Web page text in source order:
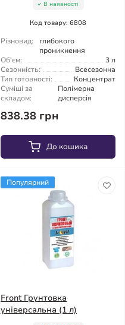
В наявності
Код товару: 6808
Різновид:
глибокого
проникнення
Об'єм:
3 л
Сезонність:
Всесезонна
Тип готовності:
Концентрат
Суміші за
складом:
Полімерна
дисперсія
838.38 грн
До кошика
Популярний
Front Грунтовка
універсальна (1 л)